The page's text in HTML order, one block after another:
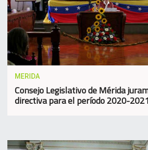
MERIDA
Consejo Legislativo de Mérida
directiva para el período 2020-2021